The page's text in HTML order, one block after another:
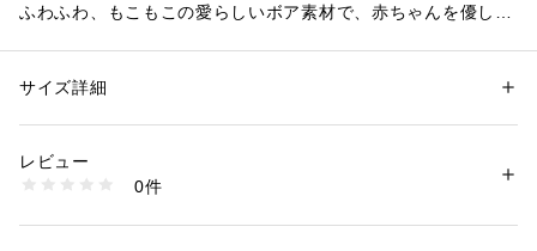
ふわふわ、もこもこの愛らしいボア素材で、赤ちゃんを優しく
袖のないデザインで、ロンパースや厚手のインナーを合わせる
冬のお出かけやお部屋着として大活躍！洗練されたお洒落なニ
ュアンスカラーはギフトにも喜ばれる、ベビーのかわいさを引
性別：キッズ・ベビー
ー
裏地：ポリエステル100%
生産国：中国製
45290036829 （ショップ）
サイズ詳細
レビュー
0件